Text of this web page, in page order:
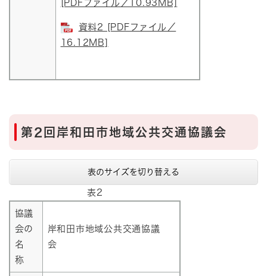
[PDFファイル／10.93MB]
資料2 [PDFファイル／
16.12MB]
第2回岸和田市地域公共交通協議会
表のサイズを切り替える
表2
協議
会の
名
称
岸和田市地域公共交通協議
会